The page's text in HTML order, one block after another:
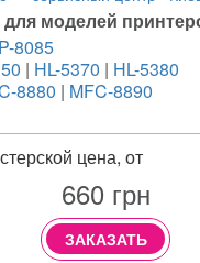
для моделей
8085
| HL-5370 | HL-5380
8880 | MFC-8890
цена, от
660грн
ЗАКАЗАТЬ